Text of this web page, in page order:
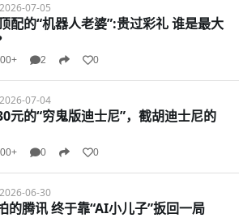
2026-07-05
配的“机器人老婆”:贵过彩礼 谁是最大
2 0
2026-07-04
元的“穷鬼版迪士尼”，截胡迪士尼的
0 0
2026-06-30
的腾讯 终于靠“AI小儿子”扳回一局